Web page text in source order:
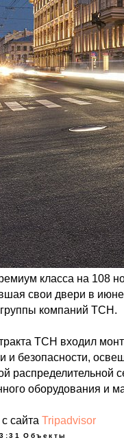
класса на 108
свои двери в
группы компаний ТСН.
ТСН входил
и безопасности,
распределительной
оборудования и
сайта Tripadvisor
Объекты